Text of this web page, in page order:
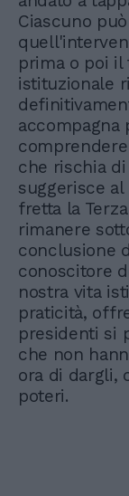
Ciascuno
prima o poi
istituzionale
accompagna
che rischia di
suggerisce
fretta la
rimanere
conclusione
conoscitore
nostra vita
praticità,
presidenti si
che non
ora di dargli,
poteri.